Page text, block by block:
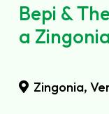
Bepi &
a
Zingonia,